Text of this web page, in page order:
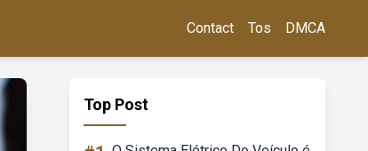
Contact Tos DMCA
Top Post